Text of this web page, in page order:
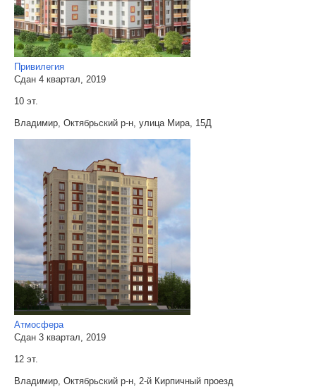
Привилегия
Сдан 4 квартал, 2019
10 эт.
Владимир, Октябрьский р-н, улица Мира, 15Д
Атмосфера
Сдан 3 квартал, 2019
12 эт.
Владимир, Октябрьский р-н, 2-й Кирпичный проезд